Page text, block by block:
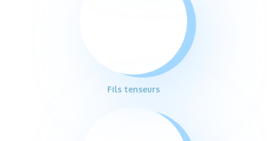
Fils tenseurs